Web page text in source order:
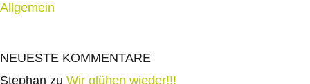
Allgemein
NEUESTE KOMMENTARE
Stephan zu Wir glühen wieder!!!